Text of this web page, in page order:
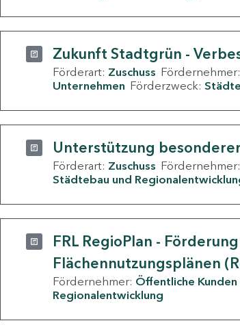
Zukunft Stadtgrün -
Förderart: Zuschuss Fördernehmer:
Unternehmen Förderzweck:
Unterstützung
Förderart: Zuschuss Fördernehmer:
Städtebau und
FRL RegioPlan -
Flächennutzungsplänen
Fördernehmer: Öffentliche Kunden
Regionalentwicklung